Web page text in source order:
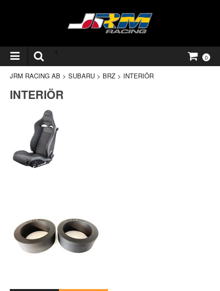
<
0
JRM RACING AB > SUBARU > BRZ > INTERIÖR
INTERIÖR